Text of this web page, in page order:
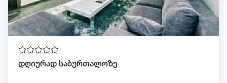
დღიურად საბურთალოზე